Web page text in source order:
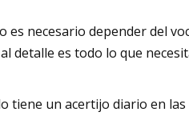
necesario depender del
detalle es todo lo que
tiene un acertijo diario en